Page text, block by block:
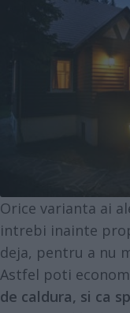
Orice varianta ai
intrebi inainte
deja, pentru a nu
Astfel poti
de caldura, si ca